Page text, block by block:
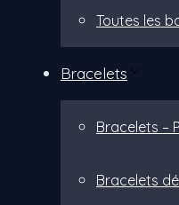
Toutes les
Bracelets
Bracelets –
Bracelets